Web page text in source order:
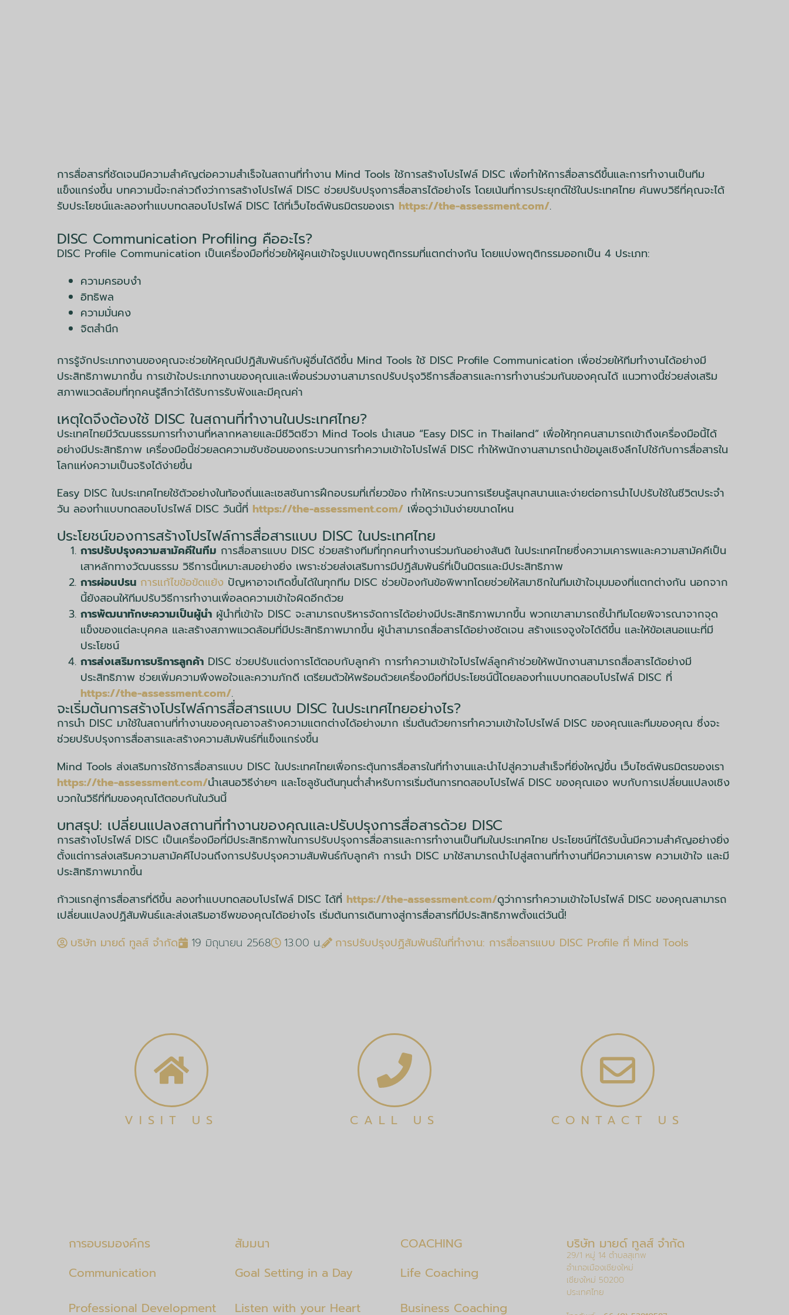
การสื่อสารที่ชัดเจนมีความสำคัญต่อความสำเร็จในสถานที่ทำงาน Mind Tools ใช้การสร้างโปรไฟล์ DISC เพื่อทำให้การสื่อสารดีขึ้นและการทำงานเป็นทีม
แข็งแกร่งขึ้น บทความนี้จะกล่าวถึงว่าการสร้างโปรไฟล์ DISC ช่วยปรับปรุงการสื่อสารได้อย่างไร โดยเน้นที่การประยุกต์ใช้ในประเทศไทย ค้นพบวิธีที่คุณจะได้
รับประโยชน์และลองทำแบบทดสอบโปรไฟล์ DISC ได้ที่เว็บไซต์พันธมิตรของเรา https://the-assessment.com/.
DISC Communication Profiling คืออะไร?
DISC Profile Communication เป็นเครื่องมือที่ช่วยให้ผู้คนเข้าใจรูปแบบพฤติกรรมที่แตกต่างกัน โดยแบ่งพฤติกรรมออกเป็น 4 ประเภท:
ความครอบงำ
อิทธิพล
ความมั่นคง
จิตสำนึก
การรู้จักประเภทงานของคุณจะช่วยให้คุณมีปฏิสัมพันธ์กับผู้อื่นได้ดีขึ้น Mind Tools ใช้ DISC Profile Communication เพื่อช่วยให้ทีมทำงานได้อย่างมี
ประสิทธิภาพมากขึ้น การเข้าใจประเภทงานของคุณและเพื่อนร่วมงานสามารถปรับปรุงวิธีการสื่อสารและการทำงานร่วมกันของคุณได้ แนวทางนี้ช่วยส่งเสริม
สภาพแวดล้อมที่ทุกคนรู้สึกว่าได้รับการรับฟังและมีคุณค่า
เหตุใดจึงต้องใช้ DISC ในสถานที่ทำงานในประเทศไทย?
ประเทศไทยมีวัฒนธรรมการทำงานที่หลากหลายและมีชีวิตชีวา Mind Tools นำเสนอ “Easy DISC in Thailand” เพื่อให้ทุกคนสามารถเข้าถึงเครื่องมือนี้ได้
อย่างมีประสิทธิภาพ เครื่องมือนี้ช่วยลดความซับซ้อนของกระบวนการทำความเข้าใจโปรไฟล์ DISC ทำให้พนักงานสามารถนำข้อมูลเชิงลึกไปใช้กับการสื่อสารใน
โลกแห่งความเป็นจริงได้ง่ายขึ้น
Easy DISC ในประเทศไทยใช้ตัวอย่างในท้องถิ่นและเซสชันการฝึกอบรมที่เกี่ยวข้อง ทำให้กระบวนการเรียนรู้สนุกสนานและง่ายต่อการนำไปปรับใช้ในชีวิตประจำ
วัน ลองทำแบบทดสอบโปรไฟล์ DISC วันนี้ที่ https://the-assessment.com/ เพื่อดูว่ามันง่ายขนาดไหน
ประโยชน์ของการสร้างโปรไฟล์การสื่อสารแบบ DISC ในประเทศไทย
การปรับปรุงความสามัคคีในทีม การสื่อสารแบบ DISC ช่วยสร้างทีมที่ทุกคนทำงานร่วมกันอย่างสันติ ในประเทศไทยซึ่งความเคารพและความสามัคคีเป็น
เสาหลักทางวัฒนธรรม วิธีการนี้เหมาะสมอย่างยิ่ง เพราะช่วยส่งเสริมการมีปฏิสัมพันธ์ที่เป็นมิตรและมีประสิทธิภาพ
การผ่อนปรน การแก้ไขข้อขัดแย้ง ปัญหาอาจเกิดขึ้นได้ในทุกทีม DISC ช่วยป้องกันข้อพิพาทโดยช่วยให้สมาชิกในทีมเข้าใจมุมมองที่แตกต่างกัน นอกจาก
นี้ยังสอนให้ทีมปรับวิธีการทำงานเพื่อลดความเข้าใจผิดอีกด้วย
การพัฒนาทักษะความเป็นผู้นำ ผู้นำที่เข้าใจ DISC จะสามารถบริหารจัดการได้อย่างมีประสิทธิภาพมากขึ้น พวกเขาสามารถชี้นำทีมโดยพิจารณาจากจุด
แข็งของแต่ละบุคคล และสร้างสภาพแวดล้อมที่มีประสิทธิภาพมากขึ้น ผู้นำสามารถสื่อสารได้อย่างชัดเจน สร้างแรงจูงใจได้ดีขึ้น และให้ข้อเสนอแนะที่มี
ประโยชน์
การส่งเสริมการบริการลูกค้า DISC ช่วยปรับแต่งการโต้ตอบกับลูกค้า การทำความเข้าใจโปรไฟล์ลูกค้าช่วยให้พนักงานสามารถสื่อสารได้อย่างมี
ประสิทธิภาพ ช่วยเพิ่มความพึงพอใจและความภักดี เตรียมตัวให้พร้อมด้วยเครื่องมือที่มีประโยชน์นี้โดยลองทำแบบทดสอบโปรไฟล์ DISC ที่
https://the-assessment.com/.
จะเริ่มต้นการสร้างโปรไฟล์การสื่อสารแบบ DISC ในประเทศไทยอย่างไร?
การนำ DISC มาใช้ในสถานที่ทำงานของคุณอาจสร้างความแตกต่างได้อย่างมาก เริ่มต้นด้วยการทำความเข้าใจโปรไฟล์ DISC ของคุณและทีมของคุณ ซึ่งจะ
ช่วยปรับปรุงการสื่อสารและสร้างความสัมพันธ์ที่แข็งแกร่งขึ้น
Mind Tools ส่งเสริมการใช้การสื่อสารแบบ DISC ในประเทศไทยเพื่อกระตุ้นการสื่อสารในที่ทำงานและนำไปสู่ความสำเร็จที่ยิ่งใหญ่ขึ้น เว็บไซต์พันธมิตรของเรา
https://the-assessment.com/นำเสนอวิธีง่ายๆ และโซลูชันต้นทุนต่ำสำหรับการเริ่มต้นการทดสอบโปรไฟล์ DISC ของคุณเอง พบกับการเปลี่ยนแปลงเชิง
บวกในวิธีที่ทีมของคุณโต้ตอบกันในวันนี้
บทสรุป: เปลี่ยนแปลงสถานที่ทำงานของคุณและปรับปรุงการสื่อสารด้วย DISC
การสร้างโปรไฟล์ DISC เป็นเครื่องมือที่มีประสิทธิภาพในการปรับปรุงการสื่อสารและการทำงานเป็นทีมในประเทศไทย ประโยชน์ที่ได้รับนั้นมีความสำคัญอย่างยิ่ง
ตั้งแต่การส่งเสริมความสามัคคีไปจนถึงการปรับปรุงความสัมพันธ์กับลูกค้า การนำ DISC มาใช้สามารถนำไปสู่สถานที่ทำงานที่มีความเคารพ ความเข้าใจ และมี
ประสิทธิภาพมากขึ้น
ก้าวแรกสู่การสื่อสารที่ดีขึ้น ลองทำแบบทดสอบโปรไฟล์ DISC ได้ที่ https://the-assessment.com/ดูว่าการทำความเข้าใจโปรไฟล์ DISC ของคุณสามารถ
เปลี่ยนแปลงปฏิสัมพันธ์และส่งเสริมอาชีพของคุณได้อย่างไร เริ่มต้นการเดินทางสู่การสื่อสารที่มีประสิทธิภาพตั้งแต่วันนี้!
บริษัท มายด์ ทูลส์ จำกัด
19 มิถุนายน 2568 13.00 น. การปรับปรุงปฏิสัมพันธ์ในที่ทำงาน: การสื่อสารแบบ DISC Profile ที่ Mind Tools
VISIT US CALL US CONTACT US
การอบรมองค์กร
Communication
Professional Development
สัมมนา
Goal Setting in a Day
Listen with your Heart
COACHING
Life Coaching
Business Coaching
บริษัท มายด์ ทูลส์ จำกัด
29/1 หมู่ 14 ตำบลสุเทพ
อำเภอเมืองเชียงใหม่
เชียงใหม่ 50200
ประเทศไทย